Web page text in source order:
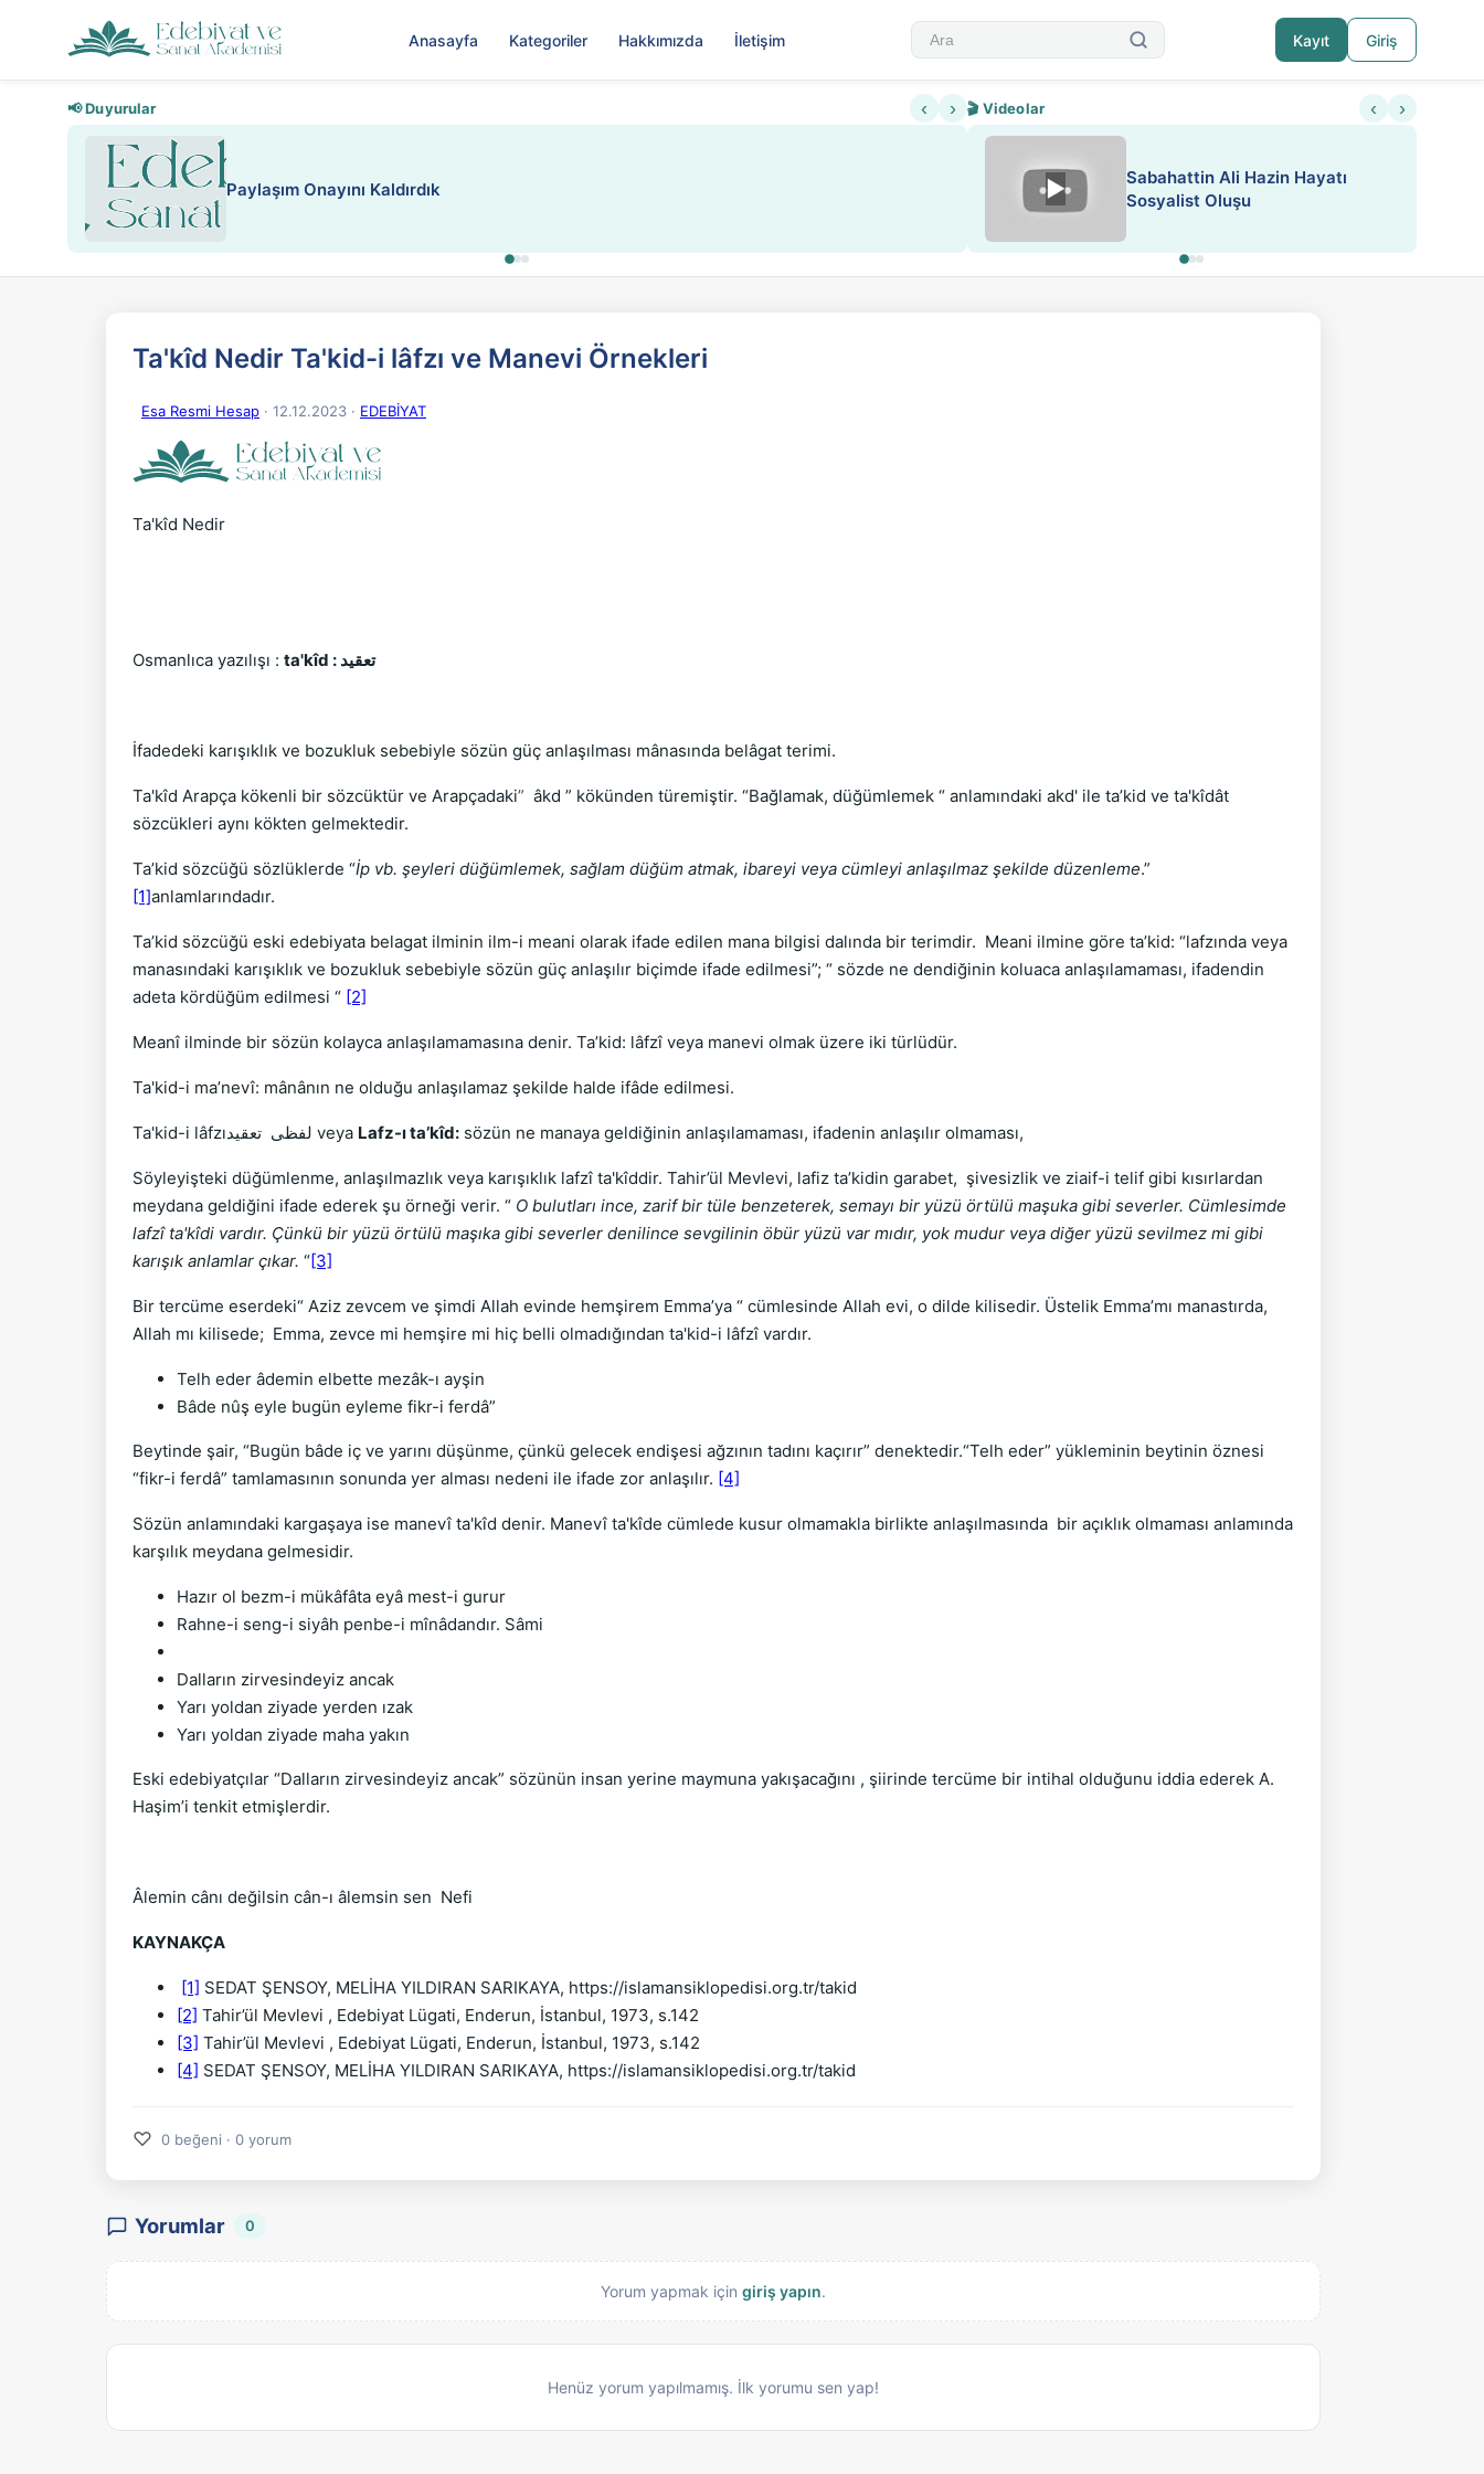
Anasayfa Kategoriler Hakkımızda İletişim Kayıt Giriş
📢 Duyurular ‹ ›
Paylaşım Onayını Kaldırdık Nadir içeriklere kısıtlama ve kredi sistemi
🎬 Videolar ‹ ›
▶
Sabahattin Ali Hazin Hayatı
Sosyalist Oluşu
Ta'kîd Nedir Ta'kid-i lâfzı ve Manevi Örnekleri
Esa Resmi Hesap · 12.12.2023 · EDEBİYAT
Ta'kîd Nedir
Osmanlıca yazılışı : ta'kîd : تعقيد
İfadedeki karışıklık ve bozukluk sebebiyle sözün güç anlaşılması mânasında belâgat terimi.
Ta'kîd Arapça kökenli bir sözcüktür ve Arapçadaki” âkd ” kökünden türemiştir. “Bağlamak, düğümlemek “ anlamındaki akd' ile ta’kid ve ta'kîdât
sözcükleri aynı kökten gelmektedir.
Ta’kid sözcüğü sözlüklerde “İp vb. şeyleri düğümlemek, sağlam düğüm atmak, ibareyi veya cümleyi anlaşılmaz şekilde düzenleme.”
[1]anlamlarındadır.
Ta’kid sözcüğü eski edebiyata belagat ilminin ilm-i meani olarak ifade edilen mana bilgisi dalında bir terimdir. Meani ilmine göre ta’kid: “lafzında veya
manasındaki karışıklık ve bozukluk sebebiyle sözün güç anlaşılır biçimde ifade edilmesi”; “ sözde ne dendiğinin koluaca anlaşılamaması, ifadendin
adeta kördüğüm edilmesi “ [2]
Meanî ilminde bir sözün kolayca anlaşılamamasına denir. Ta’kid: lâfzî veya manevi olmak üzere iki türlüdür.
Ta'kid-i ma’nevî: mânânın ne olduğu anlaşılamaz şekilde halde ifâde edilmesi.
Ta'kid-i lâfzıلفظی تعقيد veya Lafz-ı ta’kîd: sözün ne manaya geldiğinin anlaşılamaması, ifadenin anlaşılır olmaması,
Söyleyişteki düğümlenme, anlaşılmazlık veya karışıklık lafzî ta'kîddir. Tahir’ül Mevlevi, lafiz ta’kidin garabet, şivesizlik ve ziaif-i telif gibi kısırlardan
meydana geldiğini ifade ederek şu örneği verir. “ O bulutları ince, zarif bir tüle benzeterek, semayı bir yüzü örtülü maşuka gibi severler. Cümlesimde
lafzî ta'kîdi vardır. Çünkü bir yüzü örtülü maşıka gibi severler denilince sevgilinin öbür yüzü var mıdır, yok mudur veya diğer yüzü sevilmez mi gibi
karışık anlamlar çıkar. “[3]
Bir tercüme eserdeki“ Aziz zevcem ve şimdi Allah evinde hemşirem Emma’ya “ cümlesinde Allah evi, o dilde kilisedir. Üstelik Emma’mı manastırda,
Allah mı kilisede; Emma, zevce mi hemşire mi hiç belli olmadığından ta'kid-i lâfzî vardır.
Telh eder âdemin elbette mezâk-ı ayşin
Bâde nûş eyle bugün eyleme fikr-i ferdâ”
Beytinde şair, “Bugün bâde iç ve yarını düşünme, çünkü gelecek endişesi ağzının tadını kaçırır” denektedir.“Telh eder” yükleminin beytinin öznesi
“fikr-i ferdâ” tamlamasının sonunda yer alması nedeni ile ifade zor anlaşılır. [4]
Sözün anlamındaki kargaşaya ise manevî ta'kîd denir. Manevî ta'kîde cümlede kusur olmamakla birlikte anlaşılmasında bir açıklık olmaması anlamında
karşılık meydana gelmesidir.
Hazır ol bezm-i mükâfâta eyâ mest-i gurur
Rahne-i seng-i siyâh penbe-i mînâdandır. Sâmi
Dalların zirvesindeyiz ancak
Yarı yoldan ziyade yerden ızak
Yarı yoldan ziyade maha yakın
Eski edebiyatçılar “Dalların zirvesindeyiz ancak” sözünün insan yerine maymuna yakışacağını , şiirinde tercüme bir intihal olduğunu iddia ederek A.
Haşim’i tenkit etmişlerdir.
Âlemin cânı değilsin cân-ı âlemsin sen Nefi
KAYNAKÇA
[1] SEDAT ŞENSOY, MELİHA YILDIRAN SARIKAYA, https://islamansiklopedisi.org.tr/takid
[2] Tahir’ül Mevlevi , Edebiyat Lügati, Enderun, İstanbul, 1973, s.142
[3] Tahir’ül Mevlevi , Edebiyat Lügati, Enderun, İstanbul, 1973, s.142
[4] SEDAT ŞENSOY, MELİHA YILDIRAN SARIKAYA, https://islamansiklopedisi.org.tr/takid
♡ 0 beğeni · 0 yorum
Yorumlar 0
Yorum yapmak için giriş yapın.
Henüz yorum yapılmamış. İlk yorumu sen yap!